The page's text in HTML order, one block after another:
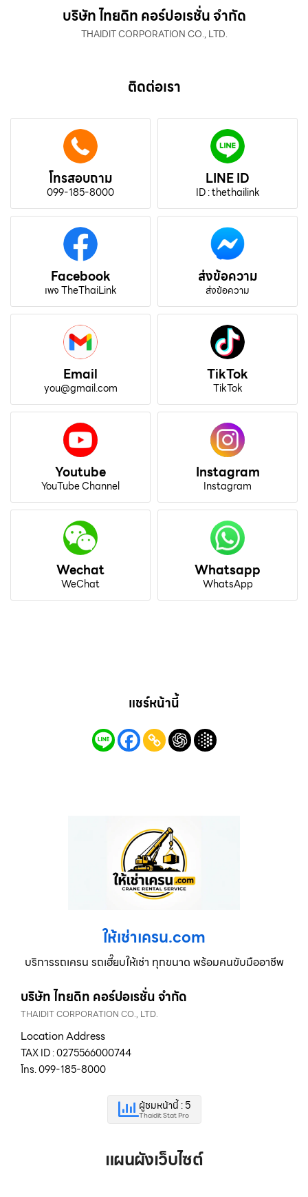
บริษัท ไทยดิท คอร์ปอเรชั่น จำกัด
THAIDIT CORPORATION CO., LTD.
ติดต่อเรา
โทรสอบถาม
099-185-8000
LINE ID
ID : thethailink
Facebook
เพจ TheThaiLink
ส่งข้อความ
ส่งข้อความ
Email
you@gmail.com
TikTok
TikTok
Youtube
YouTube Channel
Instagram
Instagram
Wechat
WeChat
Whatsapp
WhatsApp
แชร์หน้านี้
ให้เช่าเครน.com
บริการรถเครน รถเฮี๊ยบให้เช่า ทุกขนาด พร้อมคนขับมืออาชีพ
บริษัท ไทยดิท คอร์ปอเรชั่น จำกัด
THAIDIT CORPORATION CO., LTD.
Location Address
TAX ID : 0275566000744
โทร. 099-185-8000
ผู้ชมหน้านี้ : 5
Thaidit Stat Pro
แผนผังเว็บไซต์